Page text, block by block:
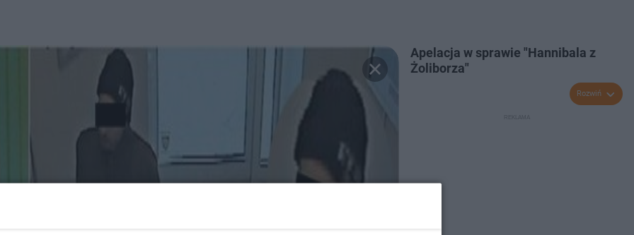
Apelacja w sprawie "Hannibala z
Żoliborza"
Rozwiń